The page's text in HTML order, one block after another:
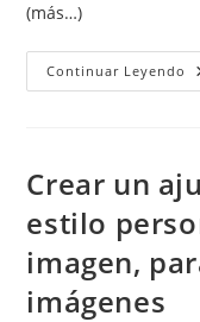
(más…)
Continuar Leyendo
Crear un
estilo
imagen,
imágenes